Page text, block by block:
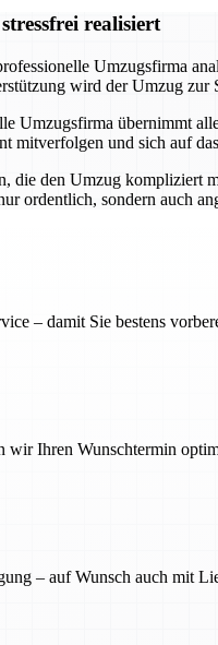
realisiert
Umzugsfirma
wird der Umzug zur
Umzugsfirma übernimmt
mitverfolgen und sich auf
den Umzug kompliziert
ordentlich, sondern auch
– damit Sie bestens
wir Ihren Wunschtermin
– auf Wunsch auch mit